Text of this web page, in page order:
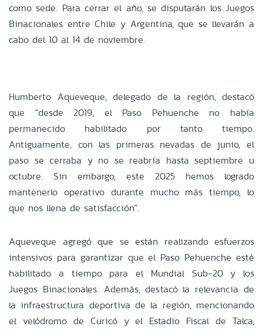
como sede. Para cerrar el año, se disputarán los Juegos
Binacionales entre Chile y Argentina, que se llevarán a
cabo del 10 al 14 de noviembre.
Humberto Aqueveque, delegado de la región, destacó
que "desde 2019, el Paso Pehuenche no había
permanecido habilitado por tanto tiempo.
Antiguamente, con las primeras nevadas de junio, el
paso se cerraba y no se reabría hasta septiembre u
octubre. Sin embargo, este 2025 hemos logrado
mantenerlo operativo durante mucho más tiempo, lo
que nos llena de satisfacción".
Aqueveque agregó que se están realizando esfuerzos
intensivos para garantizar que el Paso Pehuenche esté
habilitado a tiempo para el Mundial Sub-20 y los
Juegos Binacionales. Además, destacó la relevancia de
la infraestructura deportiva de la región, mencionando
el velódromo de Curicó y el Estadio Fiscal de Talca,